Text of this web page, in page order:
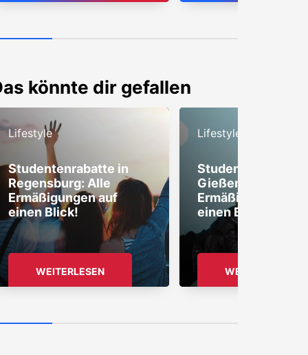
könnte dir gefallen
Lifestyle
Studentenrabatte in
Regensburg: Alle
Ermäßigungen auf
einen Blick!
WEITERLESEN
Lifestyle
Studentenrabatte
Gießen: Alle
Ermäßigungen auf
einen Blick!
WEITERLESEN